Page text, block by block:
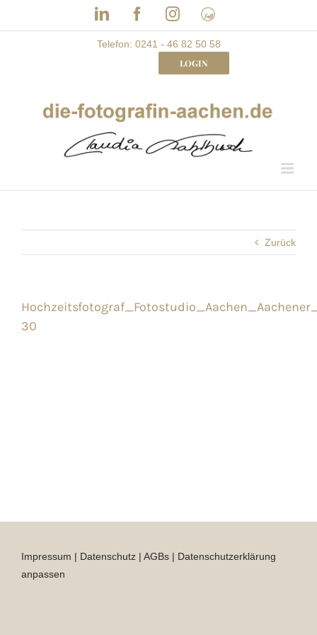
LinkedInFacebookInstagram
Frau
mit
Bizz
Telefon: 0241 - 46 82 50 58
LOGIN
Zurück
30
Impressum | Datenschutz | AGBs | Datenschutzerklärung
anpassen